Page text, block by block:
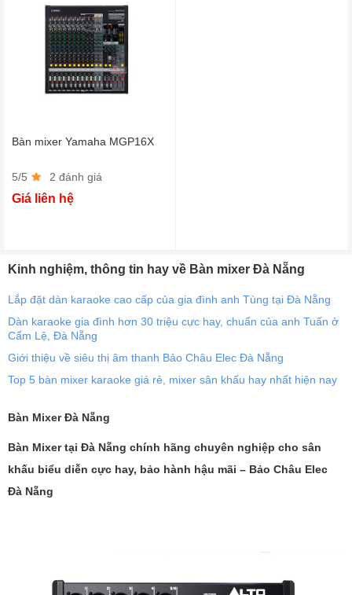
Bàn mixer Yamaha MGP16X
5/5 2 đánh giá
Giá liên hệ
Kinh nghiệm, thông tin hay về Bàn mixer Đà Nẵng
Lắp đặt dàn karaoke cao cấp của gia đình anh Tùng tại Đà Nẵng
Dàn karaoke gia đình hơn 30 triệu cực hay, chuẩn của anh Tuấn ở
Cẩm Lệ, Đà Nẵng
Giới thiệu về siêu thị âm thanh Bảo Châu Elec Đà Nẵng
Top 5 bàn mixer karaoke giá rẻ, mixer sân khấu hay nhất hiện nay
Bàn Mixer Đà Nẵng
Bàn Mixer tại Đà Nẵng chính hãng chuyên nghiệp cho sân
khấu biểu diễn cực hay, bảo hành hậu mãi – Bảo Châu Elec
Đà Nẵng